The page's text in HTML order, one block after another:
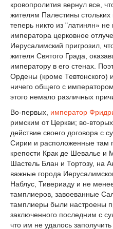
кровопролития вернул все,
жителям Палестины
теперь никто из "латинян»
императора церковное
Иерусалимский пригрозил,
жителя Святого Града,
императору в его стенах.
Ордены (кроме Тевтонского)
ничего общего с
этого немало различных
Во-первых, император
римским от Церкви; во-вторых,
действие своего договора с
Сирии и расположенные там
крепости Крак де Шевалье и
Шастель Блан и Тортозу, на
важные города
Наблус, Тивериаду и не
тамплиеров, завоеванные
тамплиеры были настроены
заключенного последним с
что им не удалось